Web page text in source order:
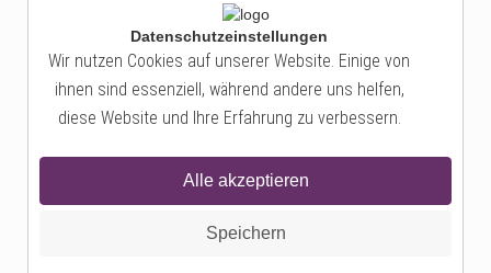
Sie stimmen der Verarbeitung Ihrer Daten gemäß unsererDatenschutzerklärung
immobilienmanagement.de widerrufen.
ABSENDEN
Datenschutzeinstellungen
Wir nutzen Cookies auf unserer Website. Einige von
ihnen sind essenziell, während andere uns helfen,
diese Website und Ihre Erfahrung zu verbessern.
Alle akzeptieren
Speichern